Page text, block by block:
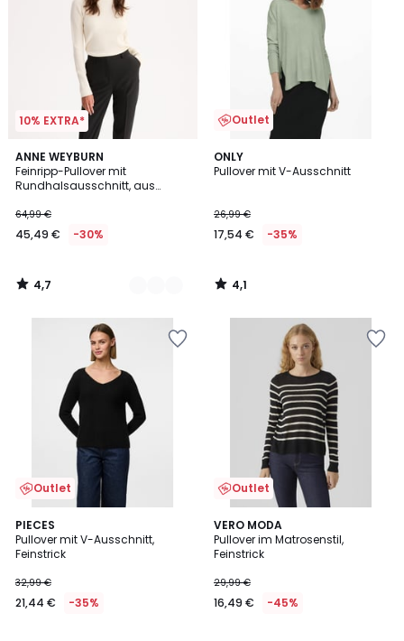
10% EXTRA*
ANNE WEYBURN
Feinripp-Pullover mit
Rundhalsausschnitt, aus
64,99 €
45,49 € -30%
4,7
/ 5
2
Farben
4,7
/
Outlet
ONLY
Pullover mit V-Ausschnitt
26,99 €
17,54 € -35%
4,1
/ 5
4,1
/
Outlet
PIECES
Pullover mit V-Ausschnitt,
Feinstrick
32,99 €
21,44 € -35%
4,2
/ 5
Outlet
VERO MODA
Pullover im Matrosenstil,
Feinstrick
29,99 €
16,49 € -45%
4,6
/ 5